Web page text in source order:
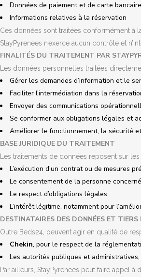
Données de paiement et de carte bancaire
Informations relatives à la réservation
Ces données sont traitées conformément à
StayPyrenees n’exerce aucun contrôle et
FINALITÉS DU TRAITEMENT PAR
Les données personnelles traitées
Gérer les demandes d’information et le
Faciliter l’intermédiation dans la
Envoyer des communications
Se conformer aux obligations légales et
Améliorer le fonctionnement, la sécurité
BASE JURIDIQUE DU TRAITEMENT
Les traitements de données reposent sur
L’exécution d’un contrat ou de mesures
Le consentement de la personne
Le respect d’obligations légales
L’intérêt légitime, notamment pour
DESTINATAIRES DES DONNÉES ET TIERS
Outre Beds24, peuvent agir en qualité de
Chekin, pour le respect de la
Les autorités publiques et administratives,
Par ailleurs, StayPyrenees peut faire appel